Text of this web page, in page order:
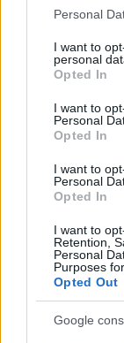
Please note
not limited to
grant or deny
use your data
consent section.
Personal
I want to
personal
Opted In
I want to
Personal
Opted In
I want to
Personal
Opted In
I want to
Retention,
Personal
Purposes
Opted Out
Google
πρόσβασης
βάσεις γιαμια
την
Είμαστε
όλους όσοι
διεθνή
και να
Ο στόχος μας
σύσκεψη
στις 4
αρχικό ποσό
δολαρίων)